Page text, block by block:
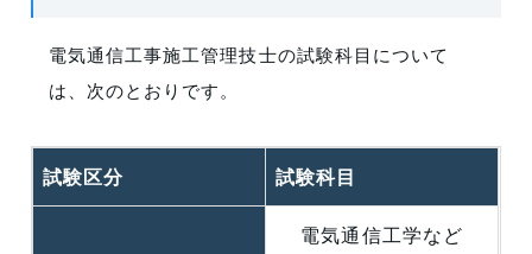
電気通信工事施工管理技士の試験科目について
は、次のとおりです。
試験区分 試験科目
電気通信工学など